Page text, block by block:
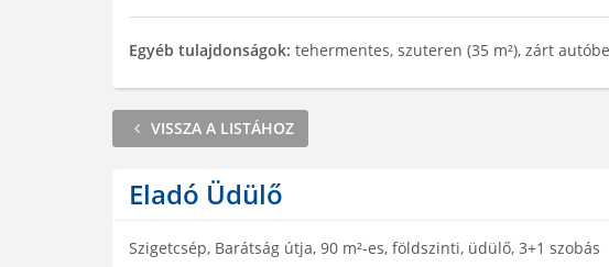
Egyéb tulajdonságok: tehermentes, szuteren (35 m²), zárt
VISSZA A LISTÁHOZ
Eladó Üdülő
Szigetcsép, Barátság útja, 90 m²-es, földszinti, üdülő, 3+1 szobás